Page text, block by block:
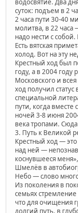
водосвятие. Два
суток: подъем в 2
2 часа пути 30-40
молитва, в 22 часа
надо нести с
Есть вятская
холод. Вот на эту
Крестный ход был
году, а в 2004
Московского и
ход получил статус
специальной
пути, когда
ночей 3-8 июня
века тропами.
3. Путь к Великой
Крестный ход —
над ней —
коснувшееся
Шмелёв в
Небо — слово
Из поколения в
семьях
что для очищения